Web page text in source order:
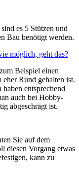
es 5 Stützen und
Bau benötigt werden.
möglich, geht das?
Beispiel einen
Rund gehalten ist.
entsprechend
auch bei Hobby-
abgeschrägt ist.
Sie auf dem
diesen Vorgang etwas
kann zu